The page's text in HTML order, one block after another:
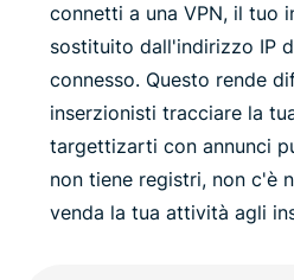
connetti a una VPN, il tuo
sostituito dall'indirizzo IP
connesso. Questo rende
inserzionisti tracciare la
targettizarti con annunci
non tiene registri, non c'è
venda la tua attività agli